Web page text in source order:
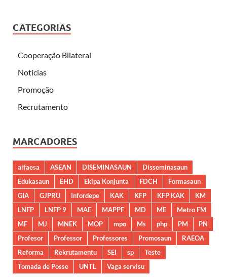
CATEGORIAS
Cooperação Bilateral
Notícias
Promoção
Recrutamento
MARCADORES
aifaesa ASEAN DISEMINASAUN
Disseminasaun
Edukasaun
EHD Ekipa Konjunta FDCH
Formasaun
GIA
GJPRU Infordepe KAK KFP KFP KAK
KM
LNFP
LNFP 9 MAE MAPPF MD ME
Metro FM
MF
MJ MNEK MOP mpo Ms php PM
PN
Profesor
Professor Professores Promosaun
RAEOA
Reforma
Rekrutamentu SEI sp
Teste
Tomada de Posse
UNTL Vaga servisu